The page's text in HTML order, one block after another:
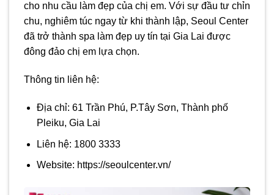
cho nhu cầu làm đẹp của chị em. Với sự đầu tư chỉn
chu, nghiêm túc ngay từ khi thành lập, Seoul Center
đã trở thành spa làm đẹp uy tín tại Gia Lai được
đông đảo chị em lựa chọn.
Thông tin liên hệ:
Địa chỉ: 61 Trần Phú, P.Tây Sơn, Thành phố
Pleiku, Gia Lai
Liên hệ: 1800 3333
Website: https://seoulcenter.vn/